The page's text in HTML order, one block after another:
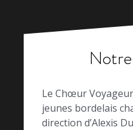
Le Chœur
jeunes bordelais
direction d’Alexis